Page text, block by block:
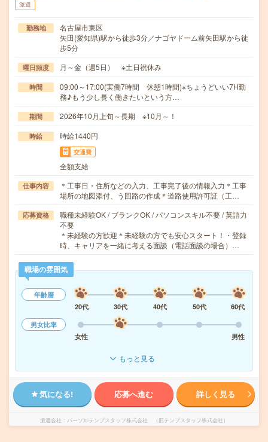
派遣
勤務地
名古屋市東区
矢田(愛知県)駅から徒歩3分／ナゴヤドーム前矢田駅から徒
歩5分
曜日頻度 月～金（週5日） ※土日祝休み
時間
09:00～17:00(実働7時間 休憩1時間)※ちょうどいい7H勤
務♪もう少し長く働きたいという方…
期間 2026年10月上旬～長期 ※10月～！
時給 時給1440円
交通費
全額支給
仕事内容
＊工事日・住所などの入力、工事完了後の情報入力＊工事
場所の地図添付、う回路の作成＊道路使用許可証（工…
応募資格
職種未経験OK / ブランクOK / パソコンスキル不要 / 英語力
不要
＊未経験の方歓迎＊未経験の方でも安心スタート！・登録
時、キャリアを一緒に考える面談（電話面談の場合）…
職場の雰囲気
年齢層
20代
30代 40代 50代
60代
男女比率
女性
男性
もっと見る
気になる! 応募へ進む 詳しく見る
派遣会社 パーソルテンプスタッフ株式会社 （旧テンプスタッフ株式会社）